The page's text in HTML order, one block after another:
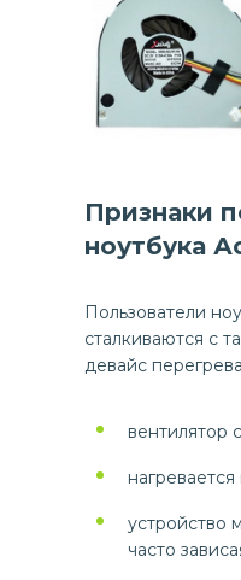
Признаки
ноутбука
Пользователи
сталкиваются с
девайс
вентилятор
нагревается
устройство
часто